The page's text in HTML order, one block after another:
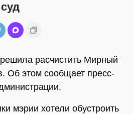
расчистить Мирный
Об этом сообщает пресс-
мэрии хотели обустроить